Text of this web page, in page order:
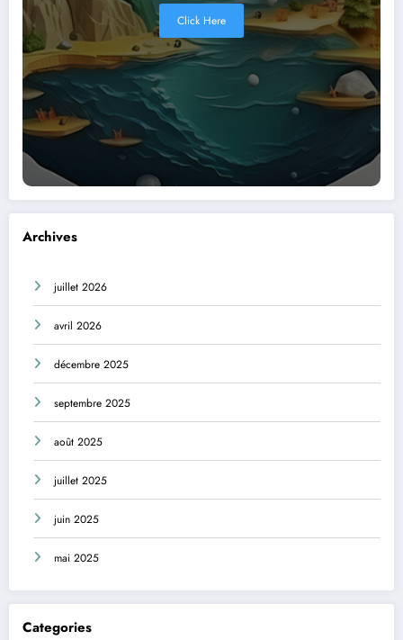
Click Here
Archives
juillet 2026
avril 2026
décembre 2025
septembre 2025
août 2025
juillet 2025
juin 2025
mai 2025
Categories